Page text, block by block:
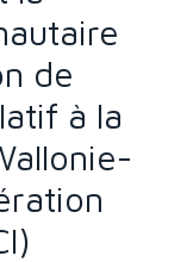
de
à la